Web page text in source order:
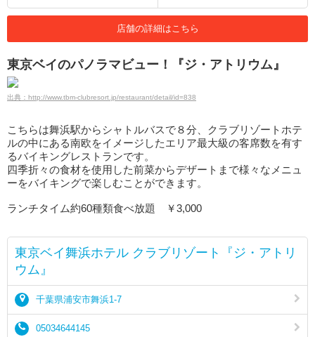
店舗の詳細はこちら
東京ベイのパノラマビュー！『ジ・アトリウム』
出典：http://www.tbm-clubresort.jp/restaurant/detail/id=838
こちらは舞浜駅からシャトルバスで８分、クラブリゾートホテ
ルの中にある南欧をイメージしたエリア最大級の客席数を有す
るバイキングレストランです。
四季折々の食材を使用した前菜からデザートまで様々なメニュ
ーをバイキングで楽しむことができます。
ランチタイム約60種類食べ放題 ￥3,000
東京ベイ舞浜ホテル クラブリゾート『ジ・アトリ
ウム』
千葉県浦安市舞浜1-7
05034644145